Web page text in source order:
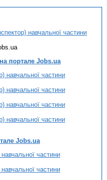
навчальної частини
портале Jobs.ua
навчальної частини
навчальної частини
навчальної частини
навчальної частини
Jobs.ua
частини
частини